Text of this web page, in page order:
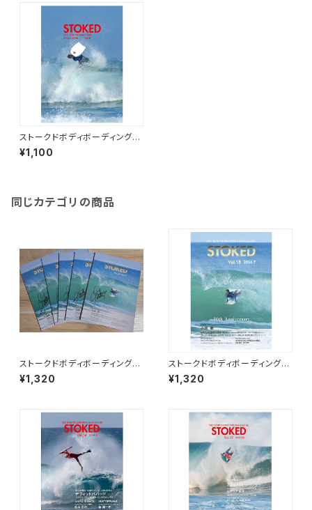
ストークドボディボーディングマ
ガジン Vol.3
¥1,100
同じカテゴリの商品
ストークドボディボーディングマ
ガジン Vol.18 小池葵サイン入
り / STOKED MAG Vol.18 Si
¥1,320
ストークドボディボーディングマ
ガジン Vol.18 / STOKED MA
G Vol.18
¥1,320